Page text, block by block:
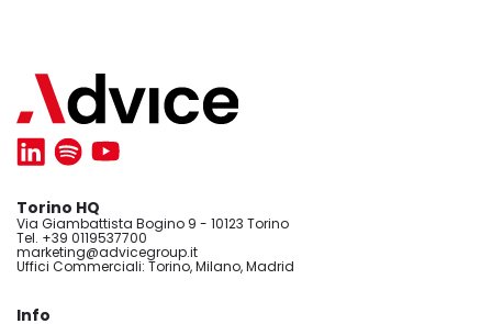
Torino HQ
Via Giambattista Bogino 9 - 10123 Torino
Tel. +39 0119537700
marketing@advicegroup.it
Uffici Commerciali: Torino, Milano, Madrid
Info